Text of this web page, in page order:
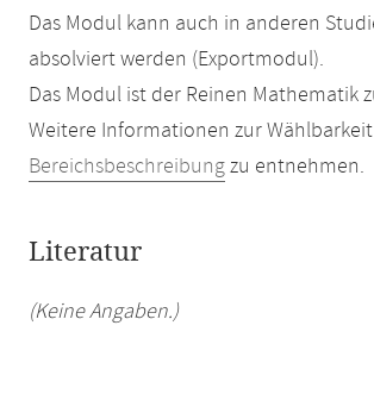
Das Modul kann auch in anderen
absolviert werden (Exportmodul).
Das Modul ist der Reinen Mathematik
Weitere Informationen zur
Bereichsbeschreibungzu entnehmen.
Literatur
(Keine Angaben.)